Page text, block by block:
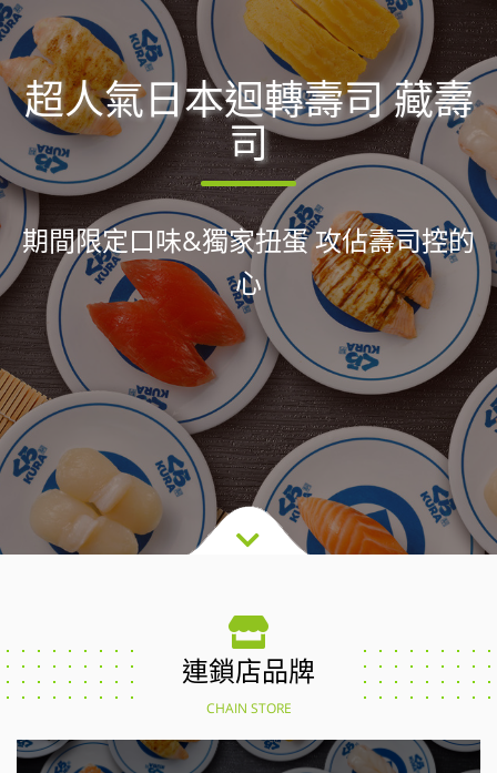
超人氣日本迴轉壽司 藏壽
司
期間限定口味&獨家扭蛋 攻佔壽司控的
心
連鎖店品牌
CHAIN STORE